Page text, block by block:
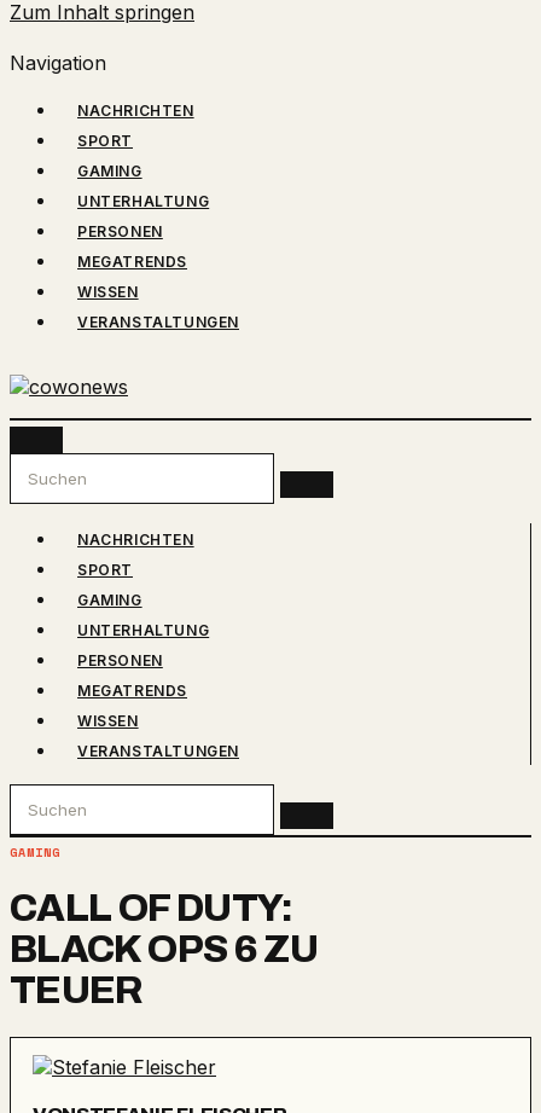
Zum Inhalt springen
Navigation
NACHRICHTEN
SPORT
GAMING
UNTERHALTUNG
PERSONEN
MEGATRENDS
WISSEN
VERANSTALTUNGEN
COWONEWS
Gaming, Influencer, Unterhaltung und mehr
NACHRICHTEN
SPORT
GAMING
UNTERHALTUNG
PERSONEN
MEGATRENDS
WISSEN
VERANSTALTUNGEN
GAMING
CALL OF DUTY:
BLACK OPS 6 ZU
TEUER